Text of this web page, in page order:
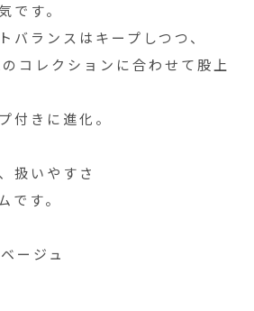
です。
バランスはキープしつつ、
コレクションに合わせて股上
付きに進化。
扱いやすさ
です。
ージュ